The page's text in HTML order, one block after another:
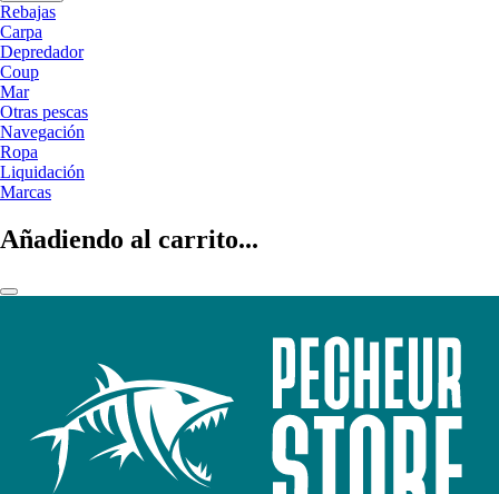
Rebajas
Carpa
Depredador
Coup
Mar
Otras pescas
Navegación
Ropa
Liquidación
Marcas
Añadiendo al carrito...